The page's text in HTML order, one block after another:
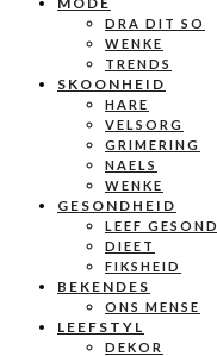
DRA DIT SO
WENKE
TRENDS
SKOONHEID
HARE
VELSORG
GRIMERING
NAELS
WENKE
GESONDHEID
LEEF GESOND
DIEET
FIKSHEID
BEKENDES
ONS MENSE
LEEFSTYL
DEKOR